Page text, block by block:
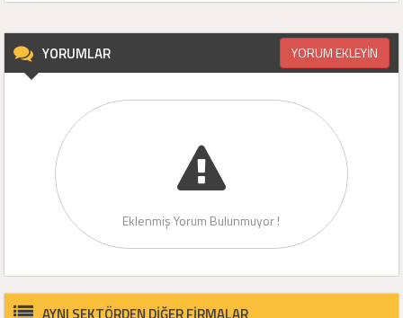
YORUMLAR YORUM EKLEYİN
Eklenmiş Yorum Bulunmuyor !